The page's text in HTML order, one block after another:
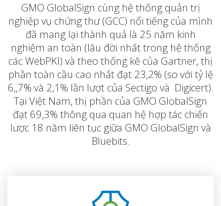
GMO GlobalSign cùng hệ thống quản trị
nghiệp vụ chứng thư (GCC) nổi tiếng của mình
đã mang lại thành quả là 25 năm kinh
nghiệm an toàn (lâu đời nhất trong hệ thống
các WebPKI) và theo thống kê của Gartner, thị
phần toàn cầu cao nhất đạt 23,2% (so với tỷ lệ
6,,7% và 2,1% lần lượt của Sectigo và Digicert).
Tại Việt Nam, thị phần của GMO GlobalSign
đạt 69,3% thông qua quan hệ hợp tác chiến
lược 18 năm liên tục giữa GMO GlobalSign và
Bluebits.